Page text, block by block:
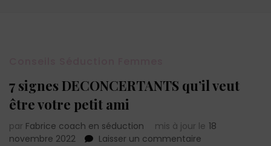
7 signes DECONCERTANTS qu’il veut
être votre petit ami
par Fabrice coach en séduction mis à jour le 18
novembre 2022
Laisser un commentaire